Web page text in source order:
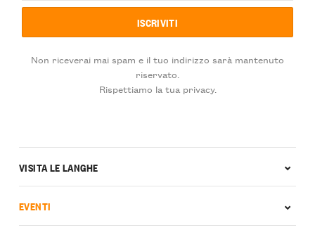
Non riceverai mai spam e il tuo indirizzo sarà mantenuto
riservato.
Rispettiamo la tua privacy.
VISITA LE LANGHE
EVENTI